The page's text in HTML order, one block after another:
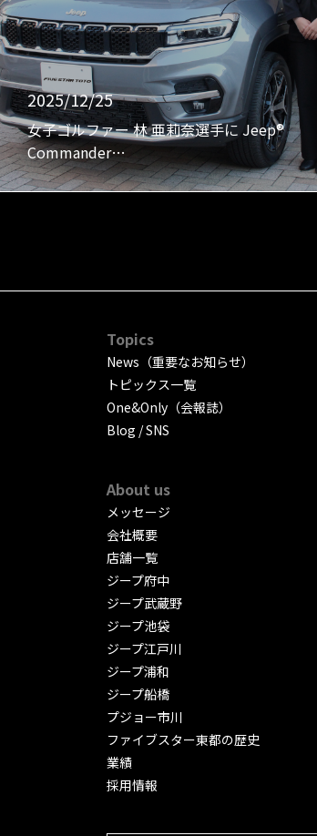
2025/12/25
女子ゴルファー 林 亜莉奈選手に Jeep®
Commander…
Topics
News（重要なお知らせ）
トピックス一覧
One&Only（会報誌）
Blog / SNS
About us
メッセージ
会社概要
店舗一覧
ジープ府中
ジープ武蔵野
ジープ池袋
ジープ江戸川
ジープ浦和
ジープ船橋
プジョー市川
ファイブスター東都の歴史
業績
採用情報